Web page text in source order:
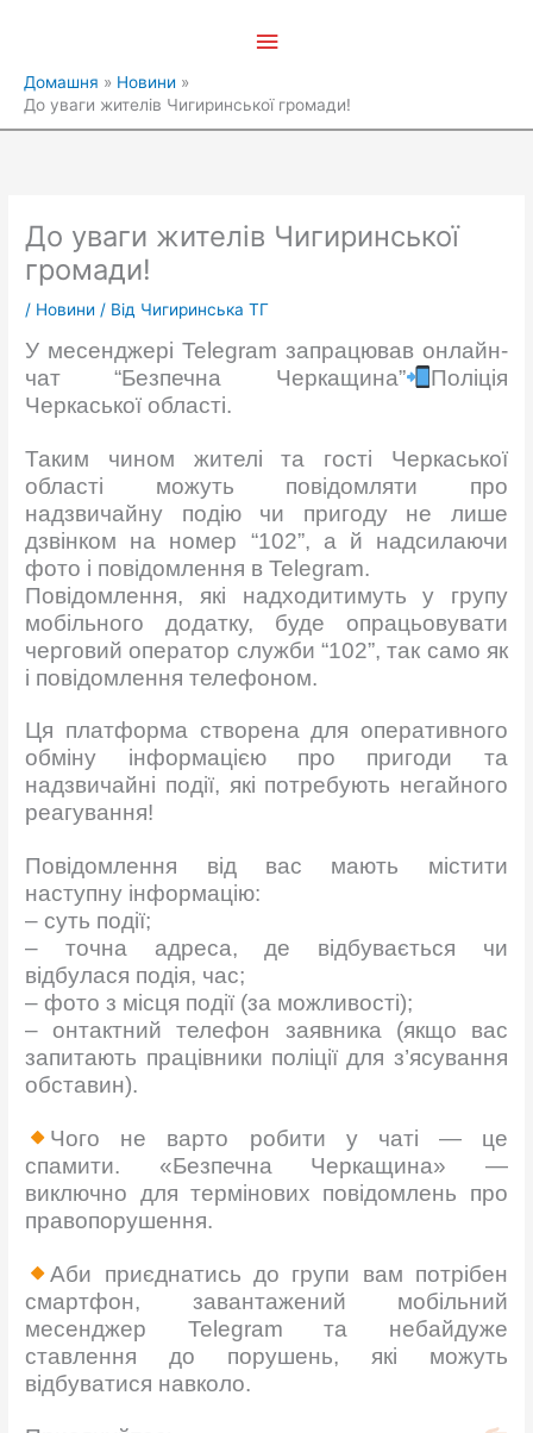
Домашня
Новини
До уваги жителів Чигиринської громади!
До уваги жителів Чигиринської
громади!
/ Новини / Від Чигиринська ТГ
У месенджері Telegram запрацював онлайн-
чат “Безпечна Черкащина”
Поліція
Черкаської області.
Таким чином жителі та гості Черкаської
області можуть повідомляти про
надзвичайну подію чи пригоду не лише
дзвінком на номер “102”, а й надсилаючи
фото і повідомлення в Telegram.
Повідомлення, які надходитимуть у групу
мобільного додатку, буде опрацьовувати
черговий оператор служби “102”, так само як
і повідомлення телефоном.
Ця платформа створена для оперативного
обміну інформацією про пригоди та
надзвичайні події, які потребують негайного
реагування!
Повідомлення від вас мають містити
наступну інформацію:
– суть події;
– точна адреса, де відбувається чи
відбулася подія, час;
– фото з місця події (за можливості);
– онтактний телефон заявника (якщо вас
запитають працівники поліції для з’ясування
обставин).
Чого не варто робити у чаті — це
спамити. «Безпечна Черкащина» —
виключно для термінових повідомлень про
правопорушення.
Аби приєднатись до групи вам потрібен
смартфон, завантажений мобільний
месенджер Telegram та небайдуже
ставлення до порушень, які можуть
відбуватися навколо.